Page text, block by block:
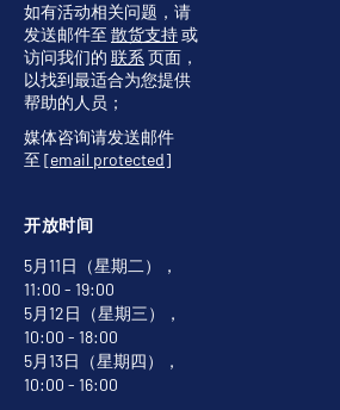
开放时间
5月11日（星期二），
11:00 - 19:00
5月12日（星期三），
10:00 - 18:00
5月13日（星期四），
10:00 - 16:00
如有活动相关问题，请
发送邮件至 散货支持或
访问我们的 联系 页面，
以找到最适合为您提供
帮助的人员；
媒体咨询请发送邮件
至 [email protected]